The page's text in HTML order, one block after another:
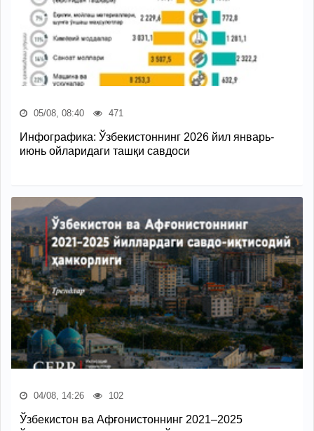
05/08, 08:40 471
Инфографика: Ўзбекистоннинг 2026 йил январь-
июнь ойларидаги ташқи савдоси
04/08, 14:26 102
Ўзбекистон ва Афғонистоннинг 2021–2025